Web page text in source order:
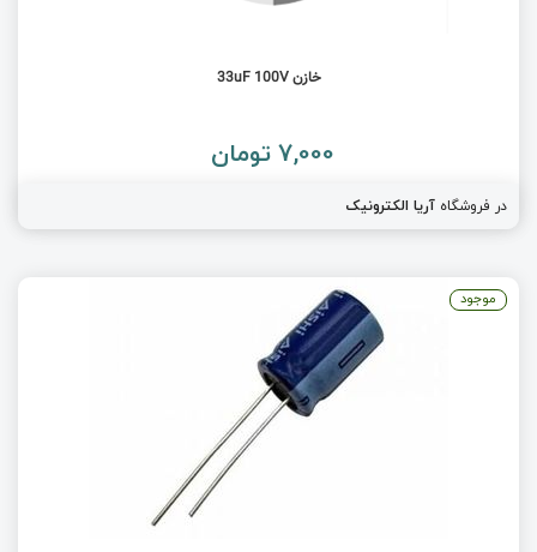
خازن 33uF 100V
7,000 تومان
در فروشگاه آریا الکترونیک
موجود